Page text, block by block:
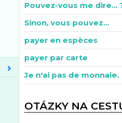
Pouvez-vous me dire...
Sinon, vous pouvez...
payer en espèces
payer par carte
Je n'ai pas de monnaie.
OTÁZKY NA